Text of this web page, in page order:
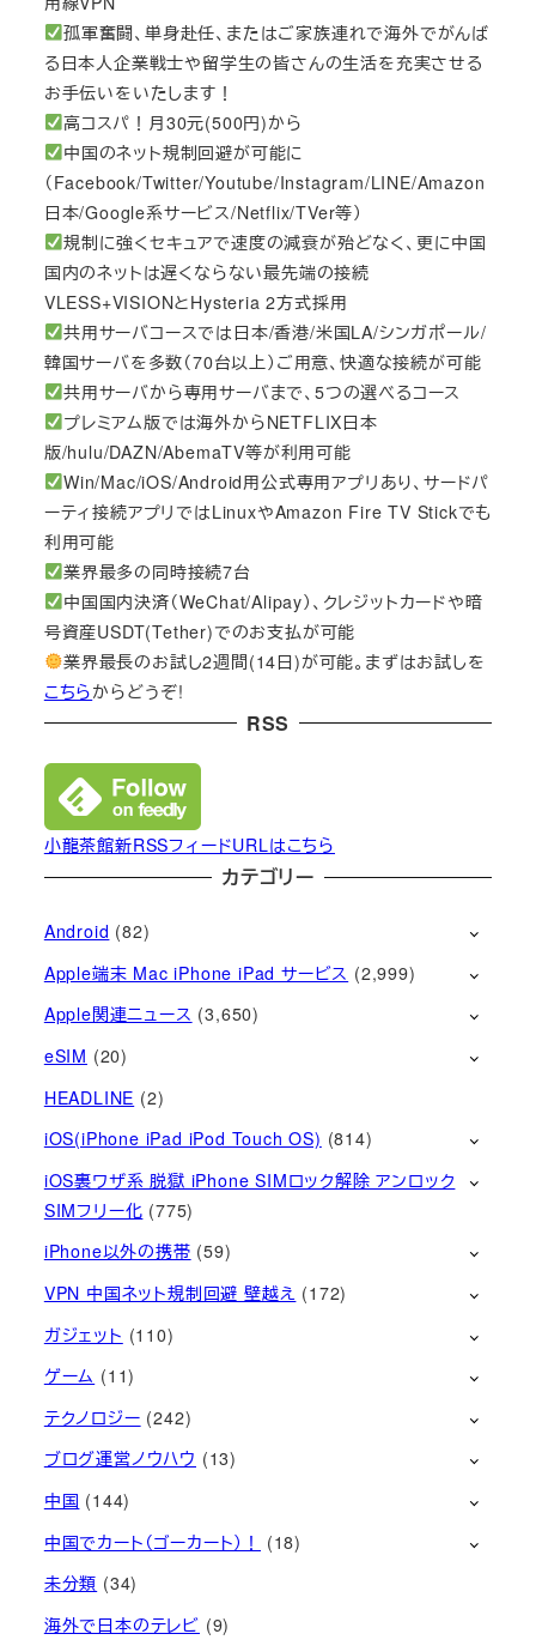
孤軍奮闘、単身赴任、またはご家族連れで海外でがんば
る日本人企業戦士や留学生の皆さんの生活を充実させる
お手伝いをいたします！
高コスパ！月30元(500円)から
中国のネット規制回避が可能に
（Facebook/Twitter/Youtube/Instagram/LINE/Amazon
日本/Google系サービス/Netflix/TVer等）
規制に強くセキュアで速度の減衰が殆どなく、更に中国
国内のネットは遅くならない最先端の接続
VLESS+VISIONとHysteria 2方式採用
共用サーバコースでは日本/香港/米国LA/シンガポール/
韓国サーバを多数（70台以上）ご用意、快適な接続が可能
共用サーバから専用サーバまで、5つの選べるコース
プレミアム版では海外からNETFLIX日本
版/hulu/DAZN/AbemaTV等が利用可能
Win/Mac/iOS/Android用公式専用アプリあり、サードパ
ーティ接続アプリではLinuxやAmazon Fire TV Stickでも
利用可能
業界最多の同時接続7台
中国国内決済（WeChat/Alipay）、クレジットカードや暗
号資産USDT(Tether)でのお支払が可能
業界最長のお試し2週間(14日)が可能。まずはお試しを
こちらからどうぞ!
RSS
小龍茶館新RSSフィードURLはこちら
カテゴリー
Android (82)
Apple端末 Mac iPhone iPad サービス (2,999)
Apple関連ニュース (3,650)
eSIM (20)
HEADLINE (2)
iOS(iPhone iPad iPod Touch OS) (814)
iOS裏ワザ系 脱獄 iPhone SIMロック解除 アンロック
SIMフリー化 (775)
iPhone以外の携帯 (59)
VPN 中国ネット規制回避 壁越え (172)
ガジェット (110)
ゲーム (11)
テクノロジー (242)
ブログ運営ノウハウ (13)
中国 (144)
中国でカート（ゴーカート）！
(18)
未分類 (34)
海外で日本のテレビ (9)